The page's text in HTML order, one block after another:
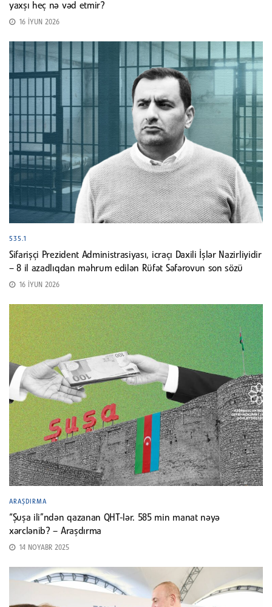
yaxşı heç nə vəd etmir?
16 İYUN 2026
535.1
Sifarişçi Prezident Administrasiyası, icraçı Daxili İşlər Nazirliyidir
– 8 il azadlıqdan məhrum edilən Rüfət Səfərovun son sözü
16 İYUN 2026
ARAŞDIRMA
“Şuşa ili”ndən qazanan QHT-lər. 585 min manat nəyə
xərclənib? – Araşdırma
14 NOYABR 2025